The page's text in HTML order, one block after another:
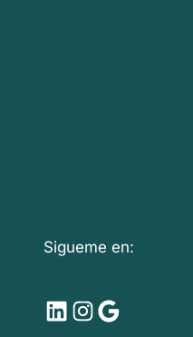
Sigueme en:
LinkedIn Instagram Google